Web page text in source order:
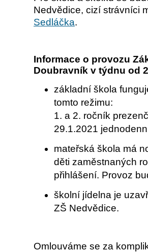
Nedvědice, cizí strávníci
Sedláčka.
Informace o provozu
Doubravník v týdnu od
základní škola
tomto režimu:
1. a 2. ročník
29.1.2021
mateřská škola má
děti zaměstnaných
přihlášení. Provoz
školní jídelna je
ZŠ Nedvědice.
Omlouváme se za